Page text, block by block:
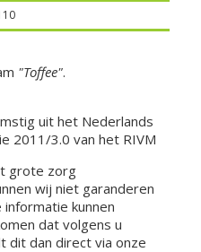
"Toffee".
uit het Nederlands
2011/3.0 van het RIVM
grote zorg
wij niet garanderen
kunnen
dat volgens u
dit dan direct via onze